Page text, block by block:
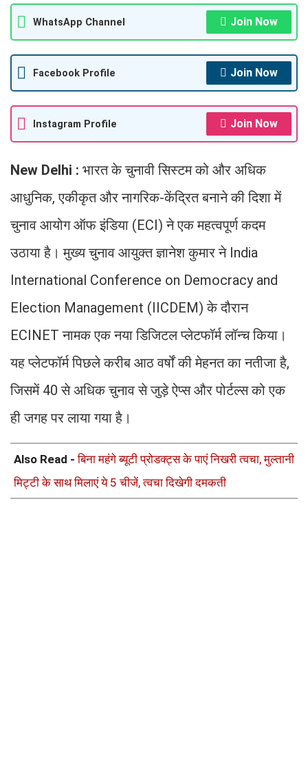
WhatsApp Channel Join Now
Facebook Profile Join Now
Instagram Profile Join Now
New Delhi : भारत के चुनावी सिस्टम को और अधिक
आधुनिक, एकीकृत और नागरिक-केंद्रित बनाने की दिशा में
चुनाव आयोग ऑफ इंडिया (ECI) ने एक महत्वपूर्ण कदम
उठाया है। मुख्य चुनाव आयुक्त ज्ञानेश कुमार ने India
International Conference on Democracy and
Election Management (IICDEM) के दौरान
ECINET नामक एक नया डिजिटल प्लेटफॉर्म लॉन्च किया।
यह प्लेटफॉर्म पिछले करीब आठ वर्षों की मेहनत का नतीजा है,
जिसमें 40 से अधिक चुनाव से जुड़े ऐप्स और पोर्टल्स को एक
ही जगह पर लाया गया है।
Also Read -बिना महंगे ब्यूटी प्रोडक्ट्स के पाएं निखरी त्वचा, मुल्तानी
मिट्टी के साथ मिलाएं ये 5 चीजें, त्वचा दिखेगी दमकती